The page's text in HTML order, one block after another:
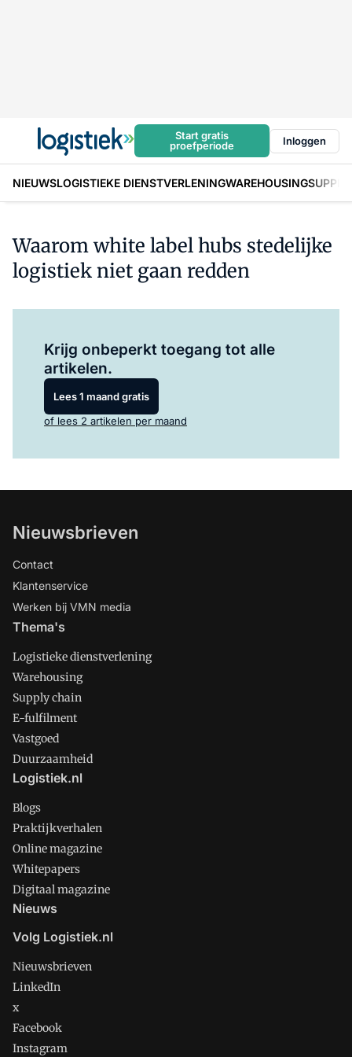
Start gratis
proefperiode
Inloggen
NIEUWSLOGISTIEKE DIENSTVERLENINGWAREHOUSING
Waarom white label hubs stedelijke
logistiek niet gaan redden
Krijg onbeperkt toegang tot alle
artikelen.
Lees 1 maand gratis
of lees 2 artikelen per maand
Nieuwsbrieven
Contact
Klantenservice
Werken bij VMN media
Thema's
Logistieke dienstverlening
Warehousing
Supply chain
E-fulfilment
Vastgoed
Duurzaamheid
Logistiek.nl
Blogs
Praktijkverhalen
Online magazine
Whitepapers
Digitaal magazine
Nieuws
Volg Logistiek.nl
Nieuwsbrieven
LinkedIn
x
Facebook
Instagram